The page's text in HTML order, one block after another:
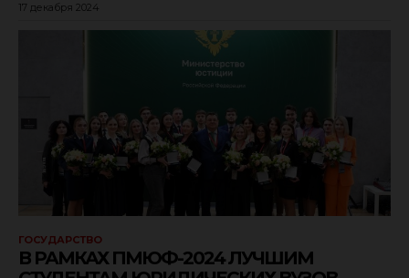
17 декабря 2024
ГОСУДАРСТВО
В РАМКАХ ПМЮФ-2024 ЛУЧШИМ